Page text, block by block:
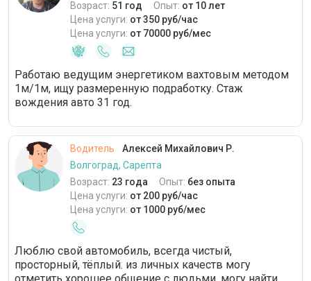
Возраст: 51 год Опыт: от 10 лет
Цена услуги: от 350 руб/час
Цена услуги: от 70000 руб/мес
Работаю ведущим энергетиком вахтовым методом
1м/1м, ищу размеренную подработку. Стаж
вождения авто 31 год.
Водитель
Алексей Михайлович Р.
Волгоград, Сарепта
Возраст: 23 года Опыт: без опыта
Цена услуги: от 200 руб/час
Цена услуги: от 1000 руб/мес
Люблю свой автомобиль, всегда чистый,
просторный, тёплый. из личных качеств могу